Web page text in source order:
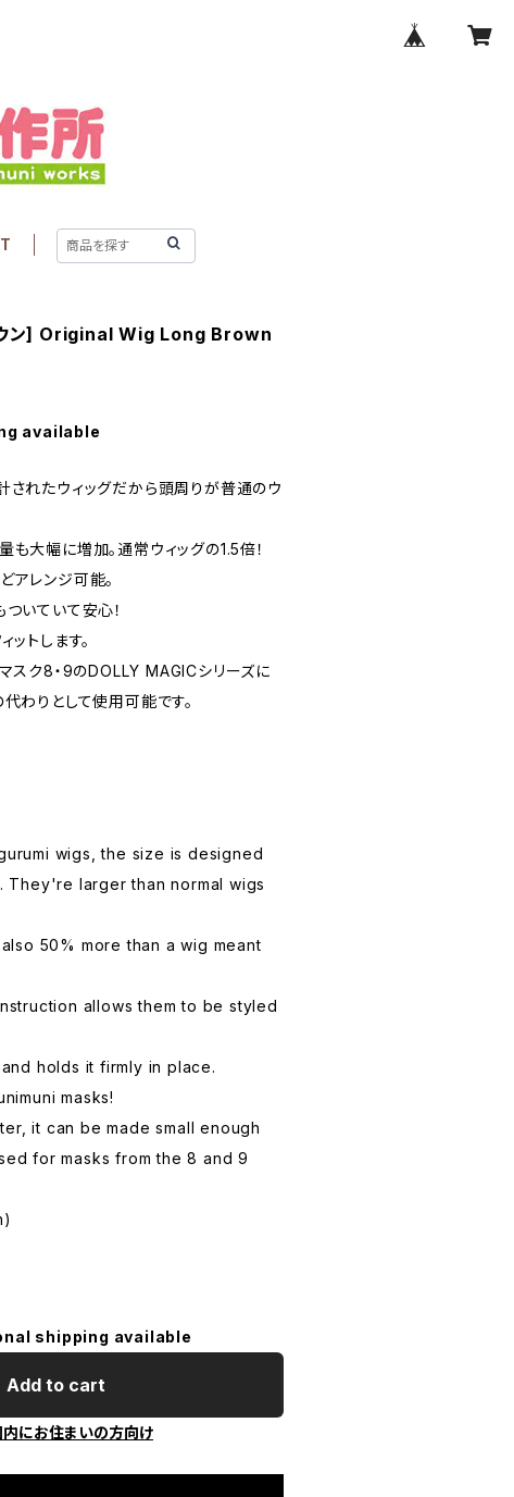
ウン] Original Wig Long Brown
available
されたウィッグだから頭周りが普通のウ
大幅に増加。通常ウィッグの1.5倍！
アレンジ可能。
いていて安心！
ットします。
スク8・9のDOLLY MAGICシリーズに
わりとして使用可能です。
wigs, the size is designed
They're larger than normal wigs
50% more than a wig meant
allows them to be styled
holds it firmly in place.
masks!
it can be made small enough
for masks from the 8 and 9
shipping available
Add to cart
内にお住まいの方向け